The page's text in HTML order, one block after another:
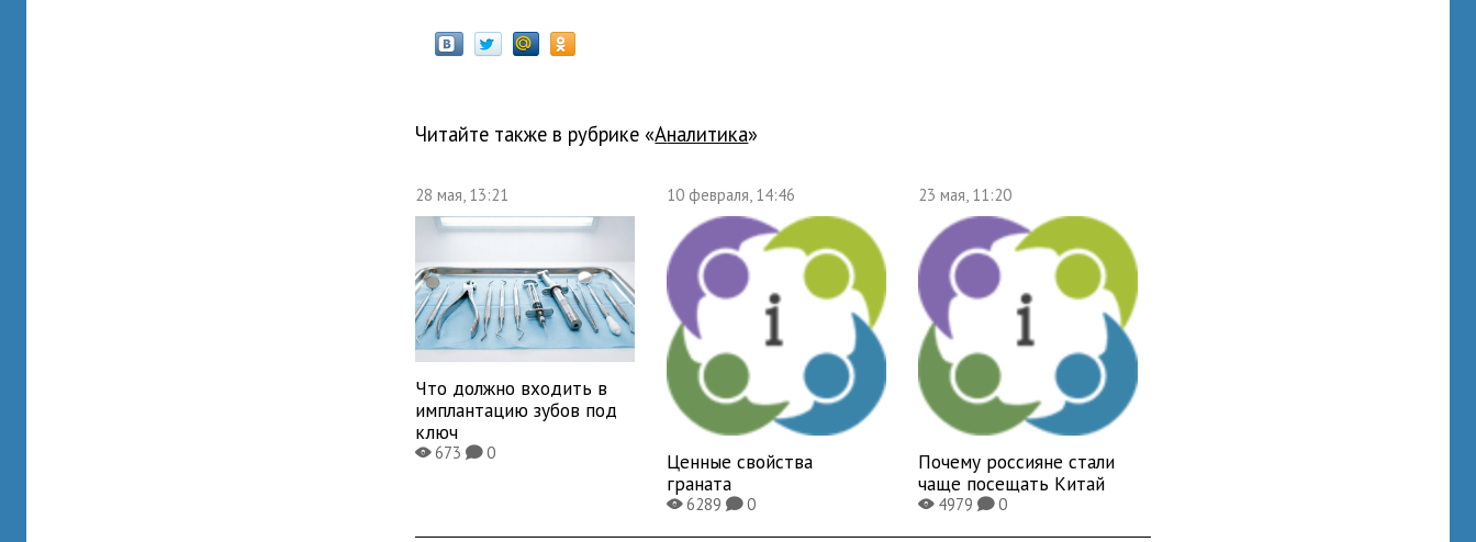
Читайте также в рубрике « Аналитика»
28 мая, 13:21
Что должно входить в
имплантацию зубов под
ключ
X673K0
10 февраля, 14:46
Ценные свойства
граната
X6289K0
23 мая, 11:20
Почему россияне стали
чаще посещать Китай
X4979K0